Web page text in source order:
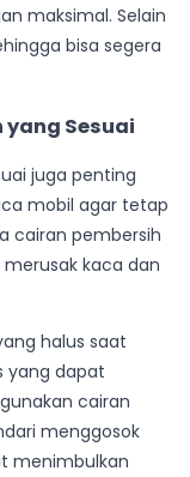
maksimal. Selain
bisa segera
yang Sesuai
juga penting
mobil agar tetap
cairan pembersih
kaca dan
halus saat
yang dapat
cairan
menggosok
menimbulkan